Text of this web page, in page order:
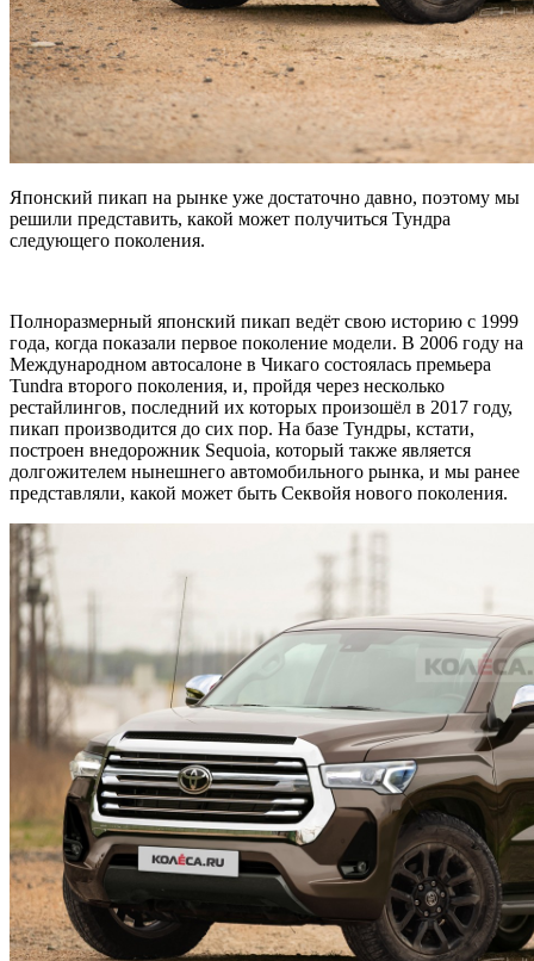
Японский пикап на рынке уже достаточно давно, поэтому мы
решили представить, какой может получиться Тундра
следующего поколения.
Полноразмерный японский пикап ведёт свою историю с 1999
года, когда показали первое поколение модели. В 2006 году на
Международном автосалоне в Чикаго состоялась премьера
Tundra второго поколения, и, пройдя через несколько
рестайлингов, последний их которых произошёл в 2017 году,
пикап производится до сих пор. На базе Тундры, кстати,
построен внедорожник Sequoia, который также является
долгожителем нынешнего автомобильного рынка, и мы ранее
представляли, какой может быть Секвойя нового поколения.